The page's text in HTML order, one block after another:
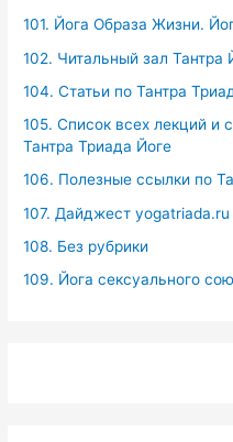
101. Йога Образа Жизни.
102. Читальный зал Тантра
104. Статьи по Тантра
105. Список всех лекций и
Тантра Триада Йоге
106. Полезные ссылки по
107. Дайджест
108. Без рубрики
109. Йога сексуального